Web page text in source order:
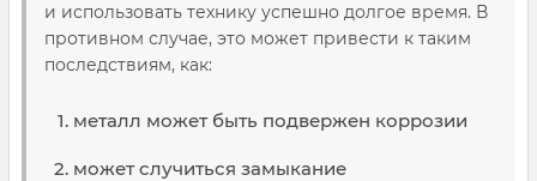
и использовать технику успешно долгое время. В
противном случае, это может привести к таким
последствиям, как:
металл может быть подвержен коррозии
может случиться замыкание